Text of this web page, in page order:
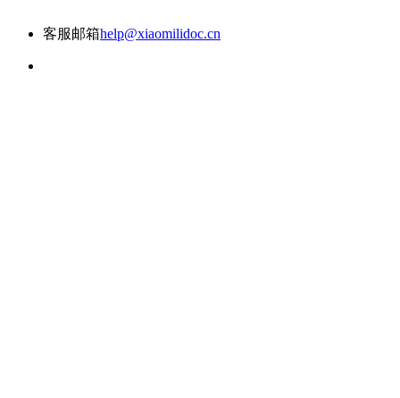
客服邮箱help@xiaomilidoc.cn